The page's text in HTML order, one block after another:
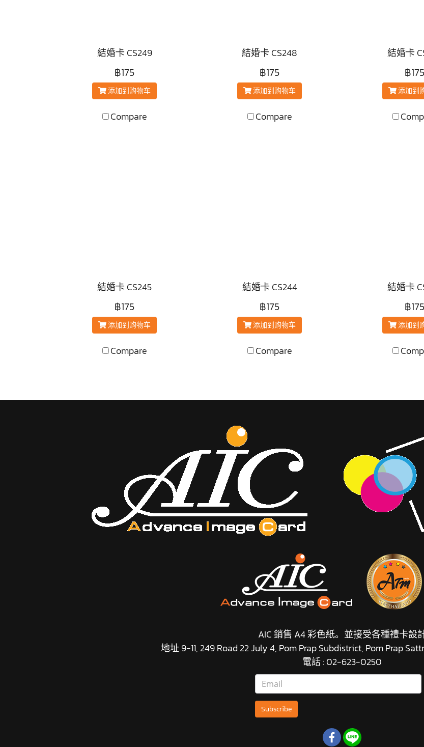
結婚卡 CS249
฿175
添加到购物车
Compare
結婚卡 CS248
฿175
添加到购物车
Compare
結婚卡
฿175
添加到
結婚卡 CS245
฿175
添加到购物车
Compare
結婚卡 CS244
฿175
添加到购物车
Compare
結婚卡
฿175
添加到
AIC 銷售 A4 彩色紙。並接受各種禮卡設
地址 9-11, 249 Road 22 July 4, Pom Prap Subdistrict, Pom Prap
電話 : 02-623-0250
Subscribe